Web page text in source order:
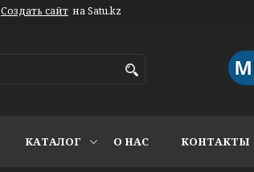
Создать сайт на Satu.kz
КАТАЛОГ О НАС КОНТАКТЫ